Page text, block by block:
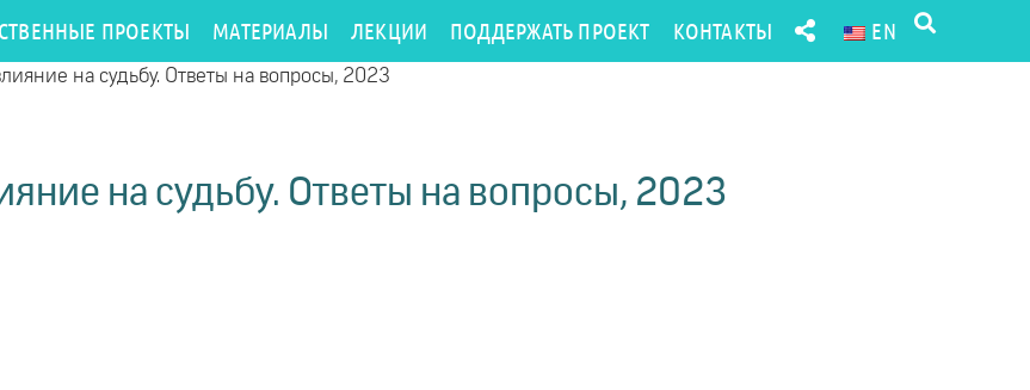
ПРОЕКТЫ МАТЕРИАЛЫ ЛЕКЦИИ ПОДДЕРЖАТЬ ПРОЕКТ КОНТАКТЫ EN
на судьбу. Ответы на вопросы, 2023
на судьбу. Ответы на вопросы, 2023